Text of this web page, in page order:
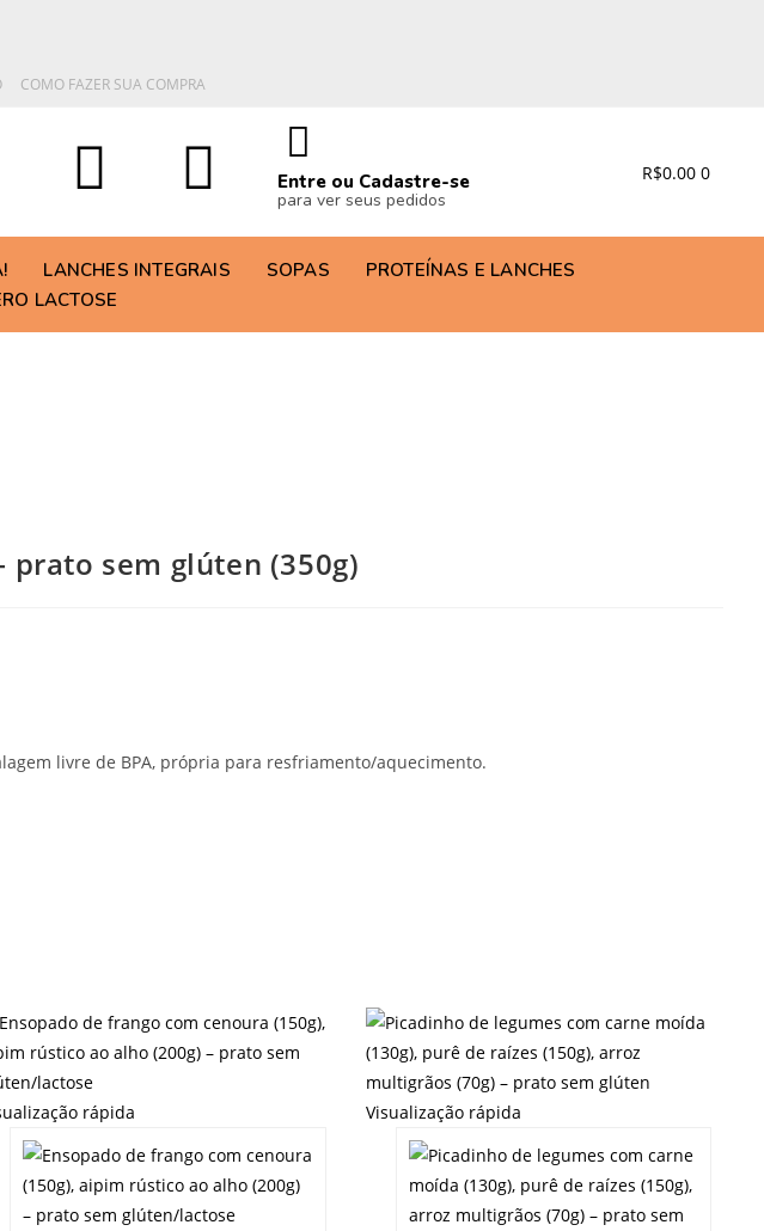
COMO FAZER SUA COMPRA
Entre ou Cadastre-se
para ver seus pedidos
R$0.00 0
LANCHES INTEGRAIS SOPAS
PROTEÍNAS E LANCHES
LACTOSE
prato sem glúten (350g)
livre de BPA, própria para resfriamento/aquecimento.
rápida Visualização rápida